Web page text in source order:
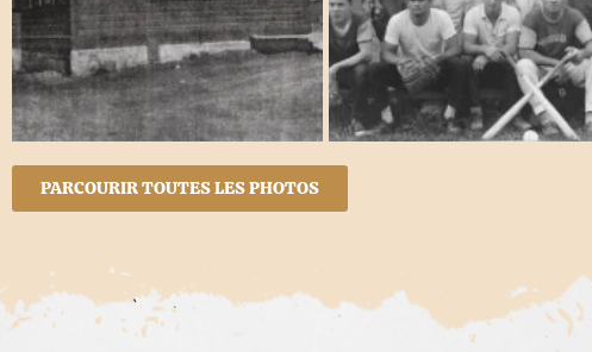
PARCOURIR TOUTES LES PHOTOS